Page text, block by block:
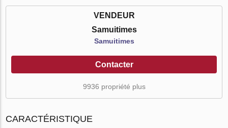
VENDEUR
Samuitimes
Samuitimes
Contacter
9936 propriété plus
CARACTÉRISTIQUE